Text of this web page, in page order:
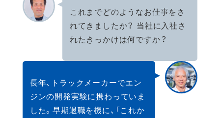
これまでどのようなお仕事をさ
れてきましたか？ 当社に入社さ
れたきっかけは何ですか？
長年、トラックメーカーでエン
ジンの開発実験に携わっていま
した。早期退職を機に、「これか